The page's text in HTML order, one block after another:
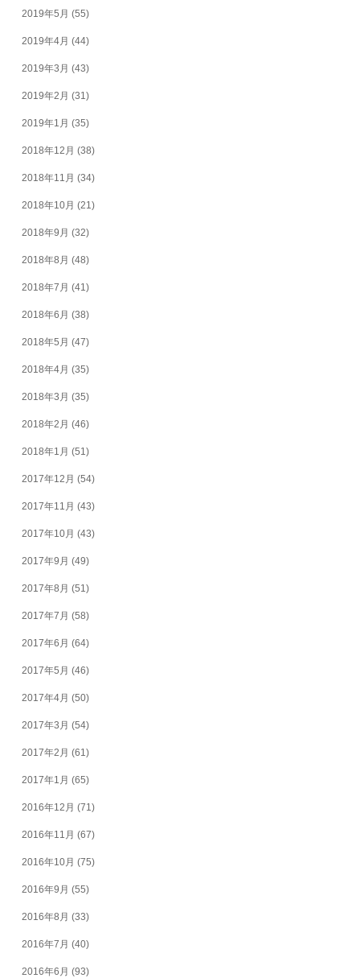
2019年5月 (55)
2019年4月 (44)
2019年3月 (43)
2019年2月 (31)
2019年1月 (35)
2018年12月 (38)
2018年11月 (34)
2018年10月 (21)
2018年9月 (32)
2018年8月 (48)
2018年7月 (41)
2018年6月 (38)
2018年5月 (47)
2018年4月 (35)
2018年3月 (35)
2018年2月 (46)
2018年1月 (51)
2017年12月 (54)
2017年11月 (43)
2017年10月 (43)
2017年9月 (49)
2017年8月 (51)
2017年7月 (58)
2017年6月 (64)
2017年5月 (46)
2017年4月 (50)
2017年3月 (54)
2017年2月 (61)
2017年1月 (65)
2016年12月 (71)
2016年11月 (67)
2016年10月 (75)
2016年9月 (55)
2016年8月 (33)
2016年7月 (40)
2016年6月 (93)